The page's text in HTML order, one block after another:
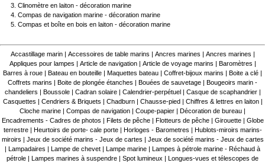
Clinomètre en laiton - décoration marine
Compas de navigation marine - décoration marine
Compas et boîte en bois en laiton - décoration marine
Accastillage marin| Accessoires de table marins | Ancres marines | Ancres marines |
Appliques pour lampes | Article de navigation| Article de voyage marins | Baromètres |
Barres à roue | Bateau en bouteille | Maquettes bateau | Coffret-bijoux marins | Boite a clé |
Coffrets marins | Boite de plongée étanches | Bouées de sauvetage | Bougeoirs marin -
chandeliers | Boussole| Cadran solaire| Calendrier-perpétuel| Casque de scaphandrier|
Casquettes | Cendriers & Briquets | Chadburn| Chausse-pied| Chiffres & lettres en laiton|
Cloche marine | Compas de navigation | Coupe-papier | Décoration de bureau |
Encadrements - Cadres de photos | Filets de pêche| Flotteurs de pêche| Girouette| Globe
terrestre| Heurtoirs de porte- cale porte| Horloges - Barometres | Hublots-miroirs marins-
miroirs | Jeux de société marins - Jeux de cartes | Jeux de société marins - Jeux de cartes
| Lampadaires | Lampe de chevet | Lampe marine | Lampes à pétrole marine - Réchaud à
pétrole | Lampes marines à suspendre | Spot lumineux | Longues-vues et télescopes de